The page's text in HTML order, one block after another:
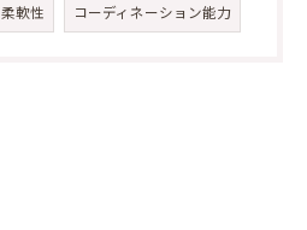
柔軟性 コーディネーション能力